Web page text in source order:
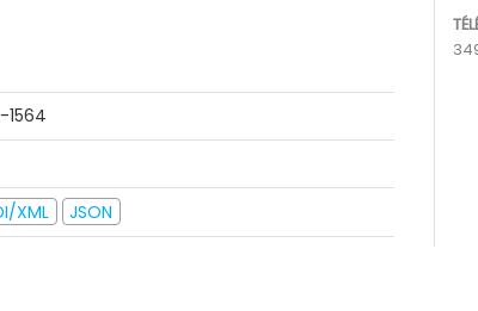
XML JSON